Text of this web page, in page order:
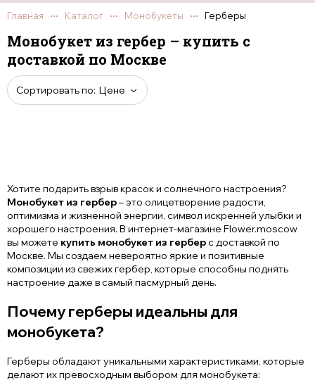
Главная Каталог Монобукеты Герберы
Монобукет из гербер – купить с
доставкой по Москве
Сортировать по: Цене
Хотите подарить взрыв красок и солнечного настроения?
Монобукет из гербер– это олицетворение радости,
оптимизма и жизненной энергии, символ искренней улыбки и
хорошего настроения. В интернет-магазине Flower.moscow
вы можете купить монобукет из герберс доставкой по
Москве. Мы создаем невероятно яркие и позитивные
композиции из свежих гербер, которые способны поднять
настроение даже в самый пасмурный день.
Почему герберы идеальны для
монобукета?
Герберы обладают уникальными характеристиками, которые
делают их превосходным выбором для монобукета: